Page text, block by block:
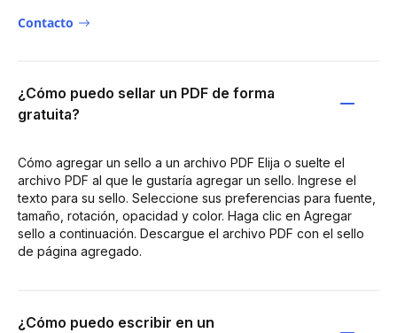
Contacto
¿Cómo puedo sellar un PDF de forma
gratuita?
Cómo agregar un sello a un archivo PDF Elija o suelte el
archivo PDF al que le gustaría agregar un sello. Ingrese el
texto para su sello. Seleccione sus preferencias para fuente,
tamaño, rotación, opacidad y color. Haga clic en Agregar
sello a continuación. Descargue el archivo PDF con el sello
de página agregado.
¿Cómo puedo escribir en un